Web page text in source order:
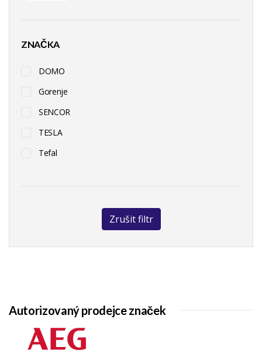
ZNAČKA
DOMO
Gorenje
SENCOR
TESLA
Tefal
Zrušit filtr
Autorizovaný prodejce značek